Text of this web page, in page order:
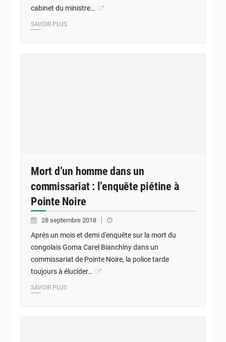
cabinet du ministre…
SAVOIR PLUS
Mort d’un homme dans un
commissariat : l’enquête piétine à
Pointe Noire
28 septembre 2018
Après un mois et demi d'enquête sur la mort du
congolais Goma Carel Bianchiny dans un
commissariat de Pointe Noire, la police tarde
toujours à élucider…
SAVOIR PLUS